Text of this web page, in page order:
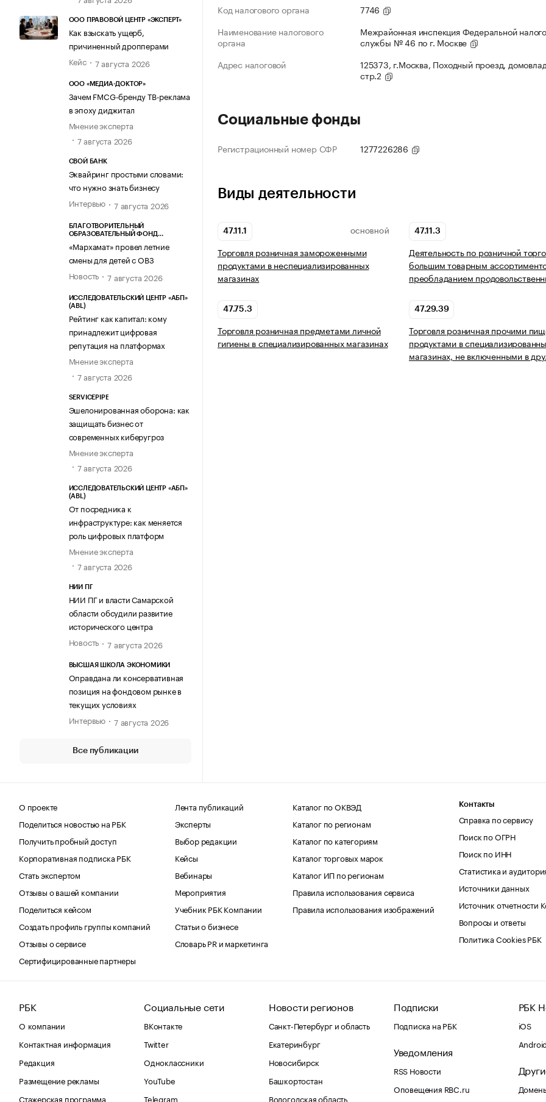
ООО ПРАВОВОЙ ЦЕНТР «ЭКСПЕРТ»
Как взыскать ущерб,
причиненный дропперами
Кейс
7 августа 2026
ООО «МЕДИА-ДОКТОР»
Зачем FMCG-бренду ТВ-реклама
в эпоху диджитал
Мнение эксперта
7 августа 2026
СВОЙ БАНК
Эквайринг простыми словами:
что нужно знать бизнесу
Интервью
7 августа 2026
БЛАГОТВОРИТЕЛЬНЫЙ
ОБРАЗОВАТЕЛЬНЫЙ ФОНД
«Мархамат» провел летние
смены для детей с ОВЗ
Новость
7 августа 2026
ИССЛЕДОВАТЕЛЬСКИЙ ЦЕНТР «АБП»
(ABL)
Рейтинг как капитал: кому
принадлежит цифровая
репутация на платформах
Мнение эксперта
7 августа 2026
SERVICEPIPE
Эшелонированная оборона: как
защищать бизнес от
современных киберугроз
Мнение эксперта
7 августа 2026
ИССЛЕДОВАТЕЛЬСКИЙ ЦЕНТР «АБП»
(ABL)
От посредника к
инфраструктуре: как меняется
роль цифровых платформ
Мнение эксперта
7 августа 2026
НИИ ПГ
НИИ ПГ и власти Самарской
области обсудили развитие
исторического центра
Новость
7 августа 2026
ВЫСШАЯ ШКОЛА ЭКОНОМИКИ
Оправдана ли консервативная
позиция на фондовом рынке в
текущих условиях
Интервью
7 августа 2026
Все публикации
Код налогового органа
7746
Наименование налогового
органа
Межрайонная инспекция Федеральной
службы № 46 по г. Москве
Адрес налоговой
125373, г.Москва, Походный проезд,
стр.2
Социальные фонды
Регистрационный номер СФР 1277226286
Виды деятельности
47.11.1 ОСНОВНОЙ
Торговля розничная замороженными
продуктами в неспециализированных
магазинах
47.11.3
Деятельность по розничной
большим товарным
преобладанием
47.75.3
Торговля розничная предметами личной
гигиены в специализированных магазинах
47.29.39
Торговля розничная прочими
продуктами в
магазинах, не включенными в
О проекте
Поделиться новостью на РБК
Получить пробный доступ
Корпоративная подписка РБК
Стать экспертом
Отзывы о вашей компании
Поделиться кейсом
Создать профиль группы компаний
Отзывы о сервисе
Сертифицированные партнеры
Лента публикаций
Эксперты
Выбор редакции
Кейсы
Вебинары
Мероприятия
Учебник РБК Компании
Статьи о бизнесе
Словарь PR и маркетинга
Каталог по ОКВЭД
Каталог по регионам
Каталог по категориям
Каталог торговых марок
Каталог ИП по регионам
Правила использования сервиса
Правила использования изображений
Контакты
Справка по сервису
Поиск по ОГРН
Поиск по ИНН
Статистика и
Источники данных
Источник отчетности
Вопросы и ответы
Политика Cookies РБК
РБК
О компании
Контактная информация
Редакция
Размещение рекламы
Стажерская программа
Социальные сети
ВКонтакте
Twitter
Одноклассники
YouTube
Telegram
Новости регионов
Санкт-Петербург и область
Екатеринбург
Новосибирск
Башкортостан
Вологодская область
Подписки
Подписка на РБК
Уведомления
RSS Новости
Оповещения RBC.ru
РБК
iOS